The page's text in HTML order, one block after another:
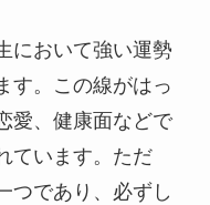
において強い運勢
す。この線がはっ
愛、健康面などで
ています。ただ
つであり、必ずし